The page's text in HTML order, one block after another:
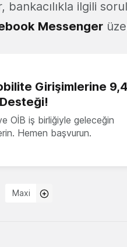
bankacılıkla ilgili
Messenger
Girişimlerine 9,4
OİB iş birliğiyle geleceğin
Hemen başvurun.
Maxi